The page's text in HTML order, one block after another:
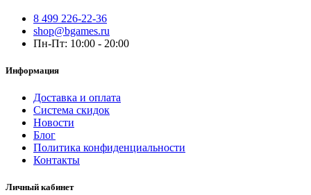
8 499 226-22-36
shop@bgames.ru
Пн-Пт: 10:00 - 20:00
Информация
Доставка и оплата
Система скидок
Новости
Блог
Политика конфиденциальности
Контакты
Личный кабинет